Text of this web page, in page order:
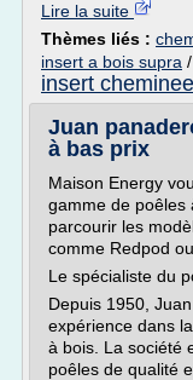
Lire la suite
Thèmes liés :
insert a bois supra /
insert
Juan
à bas prix
Maison Energy
gamme de poêles
parcourir les
comme Redpod
Le spécialiste du
Depuis 1950,
expérience dans
à bois. La société
poêles de qualité